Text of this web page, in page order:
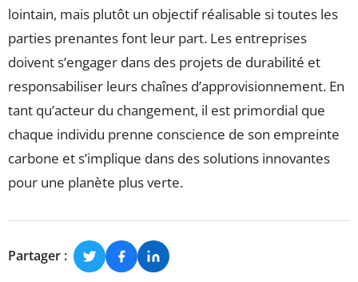
lointain, mais plutôt un objectif réalisable si toutes les
parties prenantes font leur part. Les entreprises
doivent s’engager dans des projets de durabilité et
responsabiliser leurs chaînes d’approvisionnement. En
tant qu’acteur du changement, il est primordial que
chaque individu prenne conscience de son empreinte
carbone et s’implique dans des solutions innovantes
pour une planète plus verte.
Partager :